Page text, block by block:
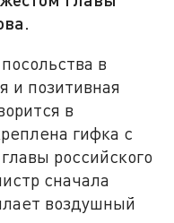
в
и позитивная
в
гифка с
российского
сначала
воздушный